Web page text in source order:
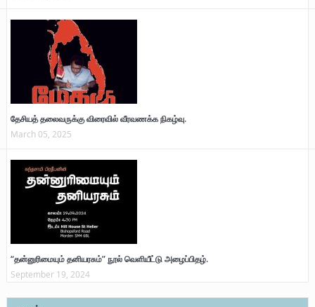
தேசியத் தலைவருக்கு விரைவில் வீரவணக்க நிகழ்வு.
March 05, 2025
“தன்னுரிமையும் தனியரசும்” நூல் வெளியீட்டு அழைப்பிதழ்.
September 19, 2024